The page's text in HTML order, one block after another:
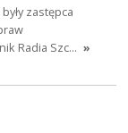
zastępca
Radia Szc… »